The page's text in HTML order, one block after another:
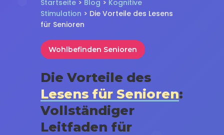
Startseite> Blog > Kognitive
Stimulation > Die Vorteile des Lesens
für Senioren
Wohlbefinden Senioren
Die Vorteile des
Lesens für Senioren:
Vollständiger
Leitfaden für